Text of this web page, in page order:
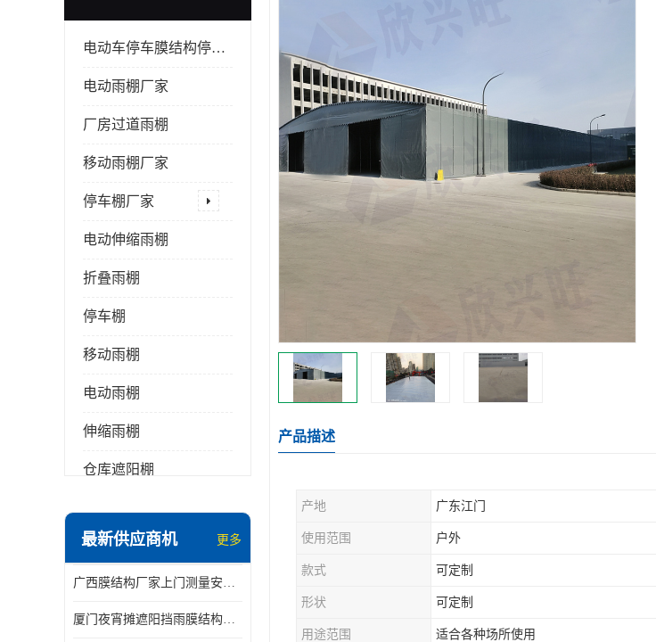
电动车停车膜结构停车棚
电动雨棚厂家
厂房过道雨棚
移动雨棚厂家
停车棚厂家
电动伸缩雨棚
折叠雨棚
停车棚
移动雨棚
电动雨棚
伸缩雨棚
仓库遮阳棚
电动推拉雨棚
膜结构停景观棚
最新供应商机 更多
广西膜结构厂家上门测量安装发货，厂家发货没有差价
厦门夜宵摊遮阳挡雨膜结构雨棚设计 上门测量 款式多
产品描述
产地 广东江门
使用范围 户外
款式 可定制
形状 可定制
用途范围 适合各种场所使用